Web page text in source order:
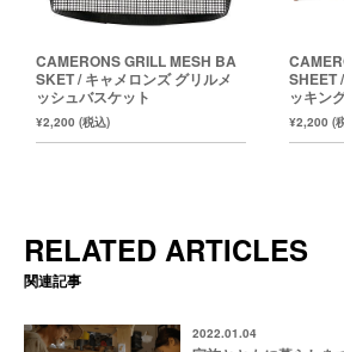
CAMERONS GRILL MESH BA
SKET / キャメロンズ グリルメ
ッシュバスケット
¥2,200 (税込)
SHEET
ッキン
¥2,200 (
RELATED ARTICLES
関連記事
2022.01.04